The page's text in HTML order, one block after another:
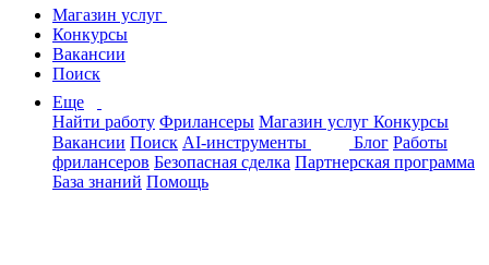
Магазин услуг
Конкурсы
Вакансии
Поиск
Еще
Найти работу Фрилансеры Магазин услуг Конкурсы
Вакансии Поиск AI-инструменты Блог Работы
фрилансеров Безопасная сделка Партнерская программа
База знаний Помощь